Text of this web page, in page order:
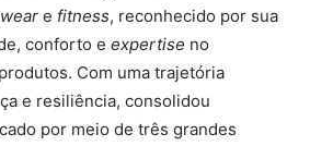
e fitness, reconhecido por sua
conforto e expertise no
Com uma trajetória
e resiliência, consolidou
por meio de três grandes